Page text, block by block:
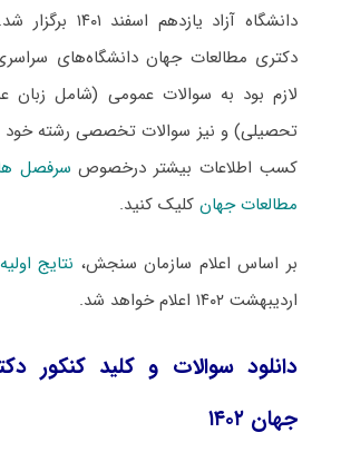
دانشگاه آزاد
دکتری مطالعات جهان دانشگاه‌های
لازم بود به سوالات عمومی (شامل زبان
تحصیلی) و نیز سوالات تخصصی رشته خود
کسب اطلاعات بیشتر درخصوص سرفصل
مطالعات جهانکلیک کنید.
بر اساس اعلام سازمان سنجش، نتایج
اردیبهشت ۱۴۰۲ اعلام خواهد شد.
دانلود سوالات و کلید کنکور
جهان ۱۴۰۲